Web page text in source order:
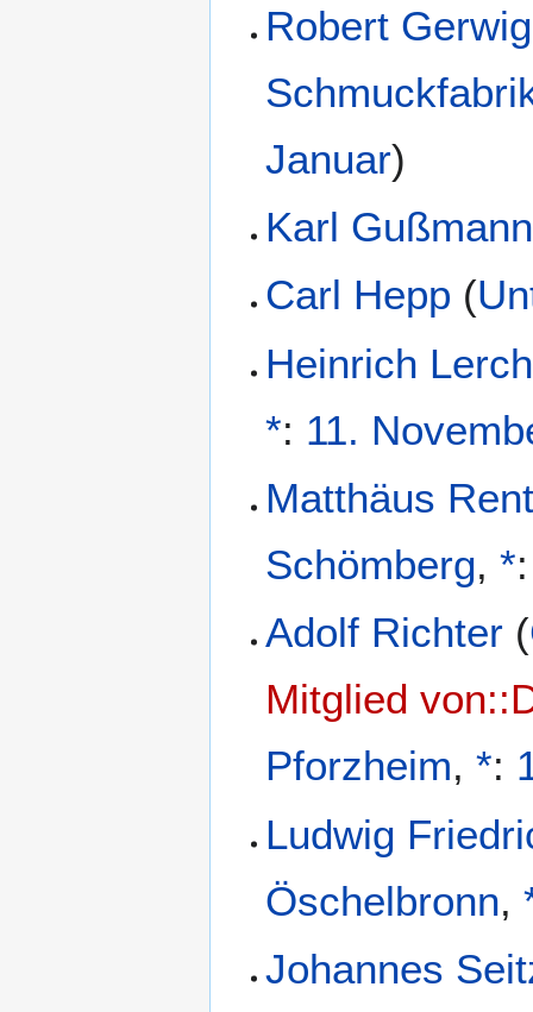
Robert
Januar)
Karl Gußmann
Carl Hepp (
Heinrich Lerch
*: 11.
Matthäus
Schömberg,*
Adolf Richter (
Mitglied
Pforzheim,*:
Ludwig
Öschelbronn,
Johannes